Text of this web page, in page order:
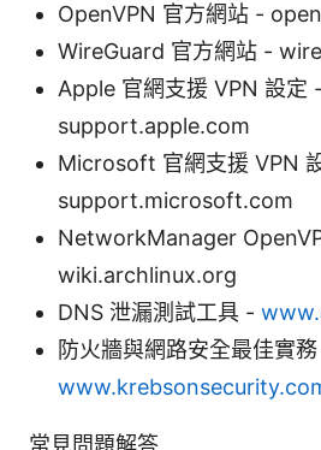
OpenVPN 官方網站 -
WireGuard 官方網站 -
Apple 官網支援 VPN 設定 -
support.apple.com
Microsoft 官網支援 VPN
support.microsoft.com
NetworkManager
wiki.archlinux.org
DNS 泄漏測試工具 -
防火牆與網路安全最佳實